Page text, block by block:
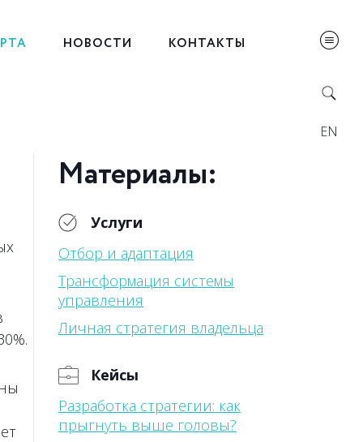
НОВОСТИ КОНТАКТЫ
Материалы:
Услуги
Отбор и адаптация
Трансформация системы
управления
Личная стратегия владельца
Кейсы
Разработка стратегии: как
прыгнуть выше головы?
EN